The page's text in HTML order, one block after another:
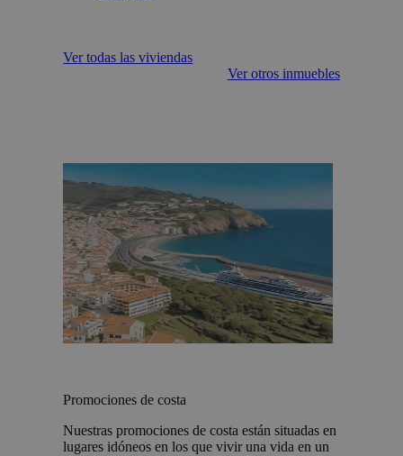
Ver todas las viviendas
Ver otros inmuebles
Promociones de costa
Nuestras promociones de costa están situadas en
lugares idóneos en los que vivir una vida en un